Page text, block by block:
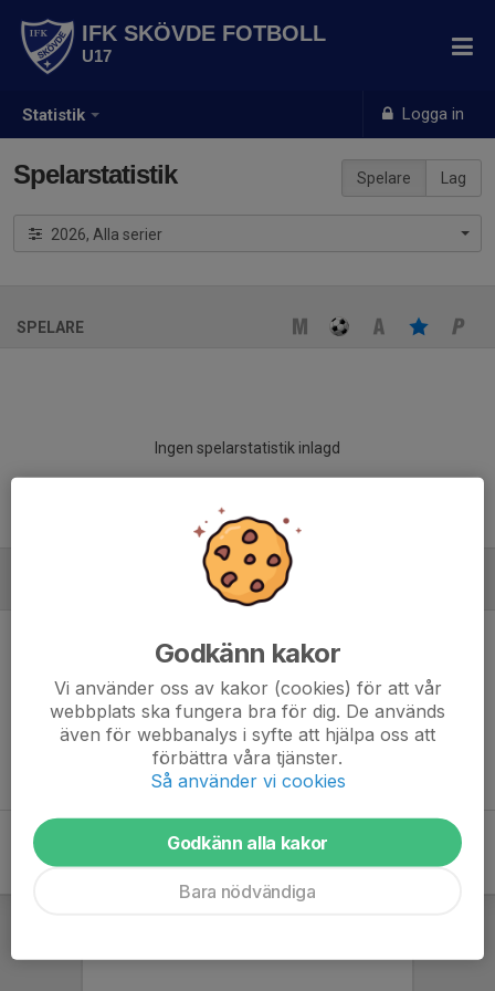
Statistik Logga in
IFK SKÖVDE FOTBOLL
U17
Spelare Lag
Spelarstatistik
2026, Alla serier
SPELARE
Ingen spelarstatistik inlagd
Ingen målvaktsstatistik inlagd
Godkänn kakor
Vi använder oss av kakor (cookies) för att vår
webbplats ska fungera bra för dig. De används
även för webbanalys i syfte att hjälpa oss att
förbättra våra tjänster.
Så använder vi cookies
Godkänn alla kakor
Bara nödvändiga